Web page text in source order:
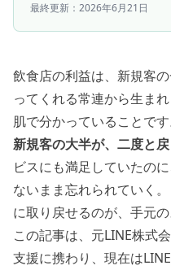
最終更新： 2026年6月21日
飲食店の利益は、新規客
ってくれる常連から生ま
肌で分かっていることです
新規客の大半が、二度と
ビスにも満足していたの
ないまま忘れられていく
に取り戻せるのが、手元
この記事は、元LINE株式
支援に携わり、現在は